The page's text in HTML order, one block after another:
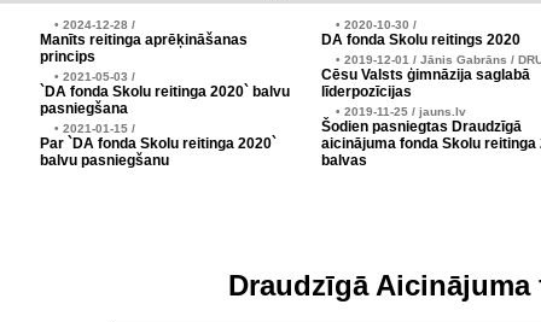
• 2024-12-28 /
Manīts reitinga aprēķināšanas
princips
• 2021-05-03 /
`DA fonda Skolu reitinga 2020` balvu
pasniegšana
• 2021-01-15 /
Par `DA fonda Skolu reitinga 2020`
balvu pasniegšanu
• 2020-10-30 /
DA fonda Skolu reitings 2020
• 2019-12-01 / Jānis Gabrāns /
Cēsu Valsts ģimnāzija saglabā
līderpozīcijas
• 2019-11-25 / jauns.lv
Šodien pasniegtas Draudzīgā
aicinājuma fonda Skolu reitinga
balvas
Draudzīgā